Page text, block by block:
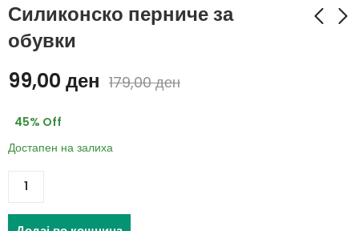
Силиконско перниче за
обувки
99,00 ден 179,00ден
45% Off
Достапен на залиха